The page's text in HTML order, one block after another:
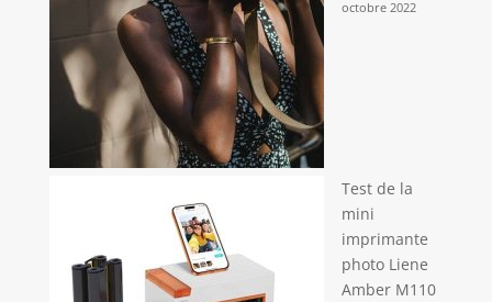
octobre 2022
Test de la
mini
imprimante
photo Liene
Amber M110